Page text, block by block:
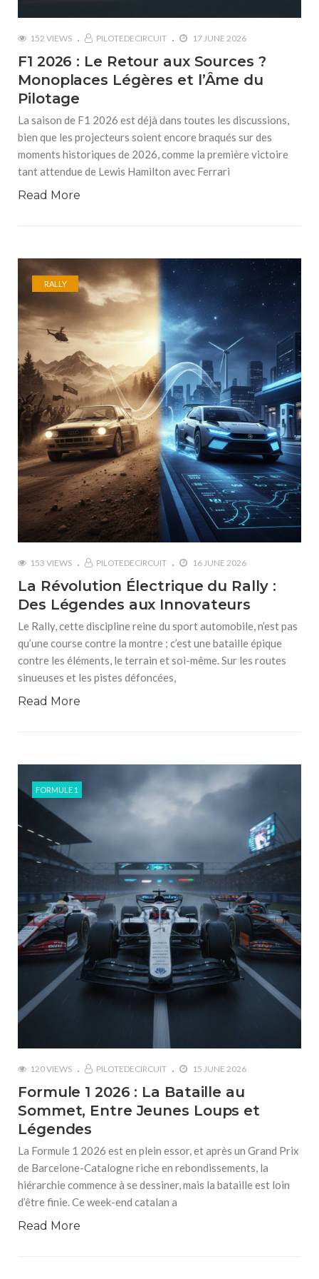
152 VIEWS PILOTEDECIRCUIT 17 JUNE 2026
F1 2026 : Le Retour aux Sources ?
Monoplaces Légères et l’Âme du
Pilotage
La saison de F1 2026 est déjà dans toutes les discussions,
bien que les projecteurs soient encore braqués sur des
moments historiques de 2026, comme la première victoire
tant attendue de Lewis Hamilton avec Ferrari
Read More
RALLY
153 VIEWS PILOTEDECIRCUIT 16 JUNE 2026
La Révolution Électrique du Rally :
Des Légendes aux Innovateurs
Le Rally, cette discipline reine du sport automobile, n’est pas
qu’une course contre la montre ; c’est une bataille épique
contre les éléments, le terrain et soi-même. Sur les routes
sinueuses et les pistes défoncées,
Read More
FORMULE 1
120 VIEWS PILOTEDECIRCUIT 15 JUNE 2026
Formule 1 2026 : La Bataille au
Sommet, Entre Jeunes Loups et
Légendes
La Formule 1 2026 est en plein essor, et après un Grand Prix
de Barcelone-Catalogne riche en rebondissements, la
hiérarchie commence à se dessiner, mais la bataille est loin
d’être finie. Ce week-end catalan a
Read More